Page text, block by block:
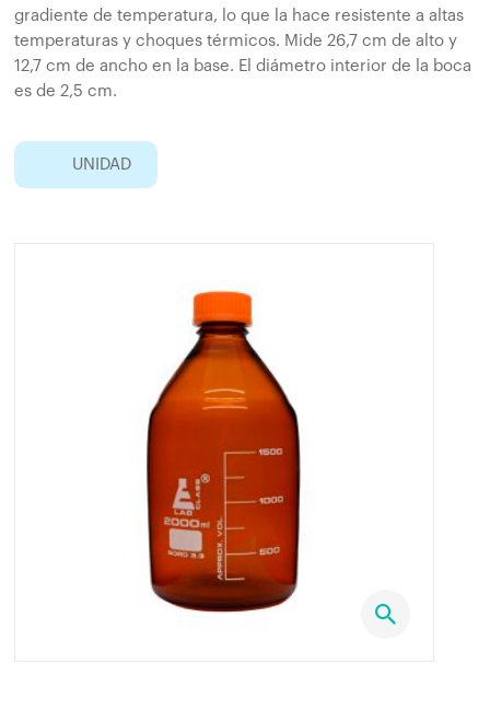
gradiente de temperatura, lo que la hace resistente a altas
temperaturas y choques térmicos. Mide 26,7 cm de alto y
12,7 cm de ancho en la base. El diámetro interior de la boca
es de 2,5 cm.
UNIDAD